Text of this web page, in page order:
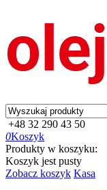
+48 32 290 43 50
0Koszyk
Produkty w koszyku:
Koszyk jest pusty
Zobacz koszyk Kasa